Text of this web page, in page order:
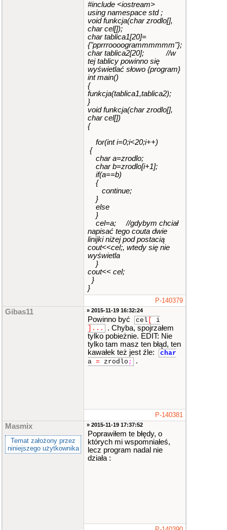
#include <iostream>
using namespace std ;
void funkcja(char zrodlo[],
char cel[]);
char tablica1[20]=
{"pprrroooogrammmmmm"};
char tablica2[20]; //w
tej tablicy powinno się
wyświetlać słowo {program}
int main()
{
funkcja(tablica1,tablica2);
}
void funkcja(char zrodlo[],
char cel[])
{
for(int i=0;i<20;i++)
{
char a=zrodlo;
char b=zrodlo[i+1];
if(a==b)
{
continue;
}
else
}
cel=a; //gdybym chciał
napisać tego couta dwie
linijki niżej pod postacią
cout<<cel;, wtedy się nie
wyświetla
}
cout<< cel;
}
}
P-140379
Gibas11 » 2015-11-19 16:32:24
Powinno być cel [
i
...
. Chyba, spojrzałem
tylko pobieżnie. EDIT: Nie
tylko tam masz ten błąd, ten
kawałek też jest źle:
char
a = zrodlo ; .
P-140381
Masmix
Temat założony przez
niniejszego użytkownika
» 2015-11-19 17:37:52
Poprawiłem te błędy, o
których mi wspomniałeś,
lecz program nadal nie
działa :